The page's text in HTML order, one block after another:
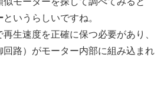
というらしいですね。
生速度を正確に保つ必要があり、
回路）がモーター内部に組み込まれ